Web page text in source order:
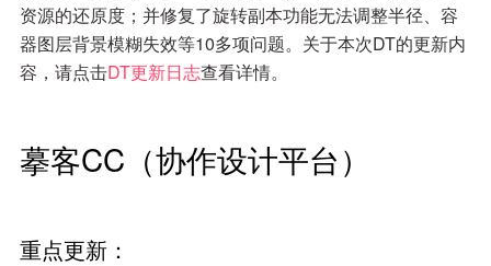
资源的还原度；并修复了旋转副本功能无法调整半径、容
器图层背景模糊失效等10多项问题。关于本次DT的更新内
容，请点击DT更新日志查看详情。
摹客CC（协作设计平台）
重点更新：